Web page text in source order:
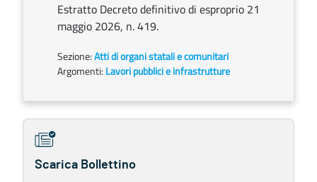
Estratto Decreto definitivo di esproprio 21
maggio 2026, n. 419.
Sezione:Atti di organi statali e comunitari
Argomenti: Lavori pubblici e infrastrutture
Scarica Bollettino